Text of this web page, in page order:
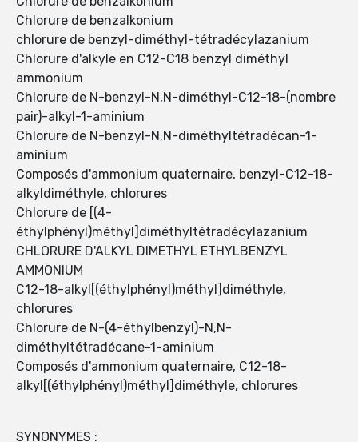
Chlorure de benzalkonium
chlorure de benzyl-diméthyl-tétradécylazanium
Chlorure d'alkyle en C12-C18 benzyl diméthyl
ammonium
Chlorure de N-benzyl-N,N-diméthyl-C12-18-(nombre
pair)-alkyl-1-aminium
Chlorure de N-benzyl-N,N-diméthyltétradécan-1-
aminium
Composés d'ammonium quaternaire, benzyl-C12-18-
alkyldiméthyle, chlorures
Chlorure de [(4-
éthylphényl)méthyl]diméthyltétradécylazanium
CHLORURE D'ALKYL DIMETHYL ETHYLBENZYL
AMMONIUM
C12-18-alkyl[(éthylphényl)méthyl]diméthyle,
chlorures
Chlorure de N-(4-éthylbenzyl)-N,N-
diméthyltétradécane-1-aminium
Composés d'ammonium quaternaire, C12-18-
alkyl[(éthylphényl)méthyl]diméthyle, chlorures
SYNONYMES :